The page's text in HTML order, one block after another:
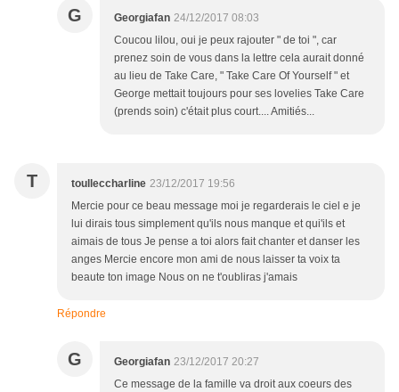
G Georgiafan 24/12/2017 08:03
Coucou lilou, oui je peux rajouter " de toi ", car
prenez soin de vous dans la lettre cela aurait donné
au lieu de Take Care, " Take Care Of Yourself " et
George mettait toujours pour ses lovelies Take Care
(prends soin) c'était plus court.... Amitiés...
T toulleccharline 23/12/2017 19:56
Mercie pour ce beau message moi je regarderais le ciel e je
lui dirais tous simplement qu'ils nous manque et qui'ils et
aimais de tous Je pense a toi alors fait chanter et danser les
anges Mercie encore mon ami de nous laisser ta voix ta
beaute ton image Nous on ne t'oubliras j'amais
Répondre
G Georgiafan 23/12/2017 20:27
Ce message de la famille va droit aux coeurs des